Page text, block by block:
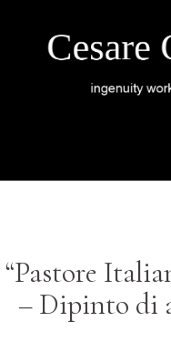
“Pastore
– Dipinto di